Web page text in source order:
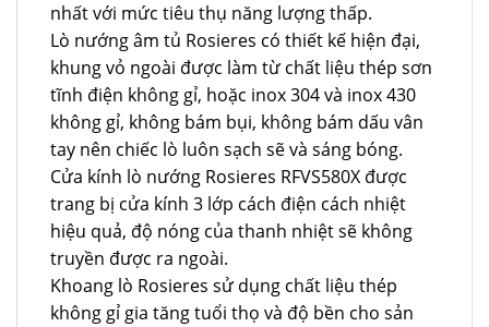
nhất với mức tiêu thụ năng lượng thấp.
Lò nướng âm tủ Rosieres có thiết kế hiện đại,
khung vỏ ngoài được làm từ chất liệu thép sơn
tĩnh điện không gỉ, hoặc inox 304 và inox 430
không gỉ, không bám bụi, không bám dấu vân
tay nên chiếc lò luôn sạch sẽ và sáng bóng.
Cửa kính lò nướng Rosieres RFVS580X được
trang bị cửa kính 3 lớp cách điện cách nhiệt
hiệu quả, độ nóng của thanh nhiệt sẽ không
truyền được ra ngoài.
Khoang lò Rosieres sử dụng chất liệu thép
không gỉ gia tăng tuổi thọ và độ bền cho sản